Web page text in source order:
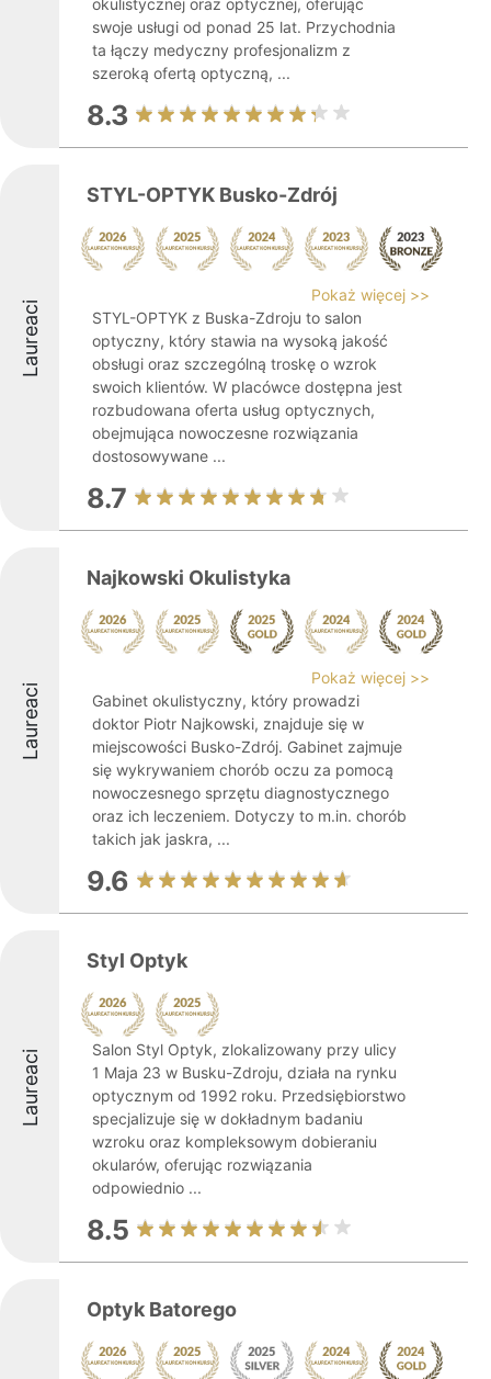
okulistycznej oraz optycznej, oferując
swoje usługi od ponad 25 lat. Przychodnia
ta łączy medyczny profesjonalizm z
szeroką ofertą optyczną, ...
8.3
Laureaci
STYL-OPTYK Busko-Zdrój
Pokaż więcej >>
STYL-OPTYK z Buska-Zdroju to salon
optyczny, który stawia na wysoką jakość
obsługi oraz szczególną troskę o wzrok
swoich klientów. W placówce dostępna jest
rozbudowana oferta usług optycznych,
obejmująca nowoczesne rozwiązania
dostosowywane ...
8.7
Laureaci
Najkowski Okulistyka
Pokaż więcej >>
Gabinet okulistyczny, który prowadzi
doktor Piotr Najkowski, znajduje się w
miejscowości Busko-Zdrój. Gabinet zajmuje
się wykrywaniem chorób oczu za pomocą
nowoczesnego sprzętu diagnostycznego
oraz ich leczeniem. Dotyczy to m.in. chorób
takich jak jaskra, ...
9.6
Laureaci
Styl Optyk
Salon Styl Optyk, zlokalizowany przy ulicy
1 Maja 23 w Busku-Zdroju, działa na rynku
optycznym od 1992 roku. Przedsiębiorstwo
specjalizuje się w dokładnym badaniu
wzroku oraz kompleksowym dobieraniu
okularów, oferując rozwiązania
odpowiednio ...
8.5
Optyk Batorego